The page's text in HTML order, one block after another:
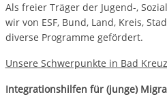
Als freier Träger der Jugend-,
wir von ESF, Bund, Land, Kreis,
diverse Programme gefördert.
Unsere Schwerpunkte in Bad
Integrationshilfen für (junge)